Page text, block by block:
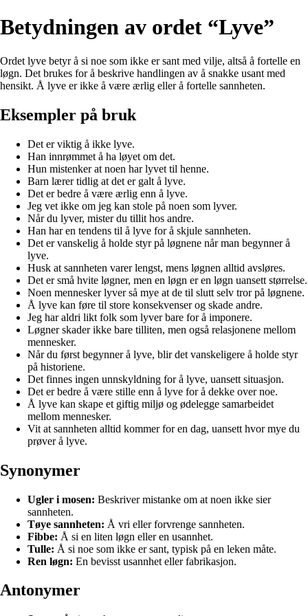
Betydningen av ordet “Lyve”
Ordet lyve betyr å si noe som ikke er sant med vilje, altså å fortelle en
løgn. Det brukes for å beskrive handlingen av å snakke usant med
hensikt. Å lyve er ikke å være ærlig eller å fortelle sannheten.
Eksempler på bruk
Det er viktig å ikke lyve.
Han innrømmet å ha løyet om det.
Hun mistenker at noen har lyvet til henne.
Barn lærer tidlig at det er galt å lyve.
Det er bedre å være ærlig enn å lyve.
Jeg vet ikke om jeg kan stole på noen som lyver.
Når du lyver, mister du tillit hos andre.
Han har en tendens til å lyve for å skjule sannheten.
Det er vanskelig å holde styr på løgnene når man begynner å
lyve.
Husk at sannheten varer lengst, mens løgnen alltid avsløres.
Det er små hvite løgner, men en løgn er en løgn uansett størrelse.
Noen mennesker lyver så mye at de til slutt selv tror på løgnene.
Å lyve kan føre til store konsekvenser og skade andre.
Jeg har aldri likt folk som lyver bare for å imponere.
Løgner skader ikke bare tilliten, men også relasjonene mellom
mennesker.
Når du først begynner å lyve, blir det vanskeligere å holde styr
på historiene.
Det finnes ingen unnskyldning for å lyve, uansett situasjon.
Det er bedre å være stille enn å lyve for å dekke over noe.
Å lyve kan skape et giftig miljø og ødelegge samarbeidet
mellom mennesker.
Vit at sannheten alltid kommer for en dag, uansett hvor mye du
prøver å lyve.
Synonymer
Ugler i mosen: Beskriver mistanke om at noen ikke sier
sannheten.
Tøye sannheten: Å vri eller forvrenge sannheten.
Fibbe: Å si en liten løgn eller en usannhet.
Tulle: Å si noe som ikke er sant, typisk på en leken måte.
Ren løgn: En bevisst usannhet eller fabrikasjon.
Antonymer